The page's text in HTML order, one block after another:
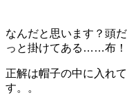
なんだと思います？頭
っと掛けてある……布！
正解は帽子の中に入れ
す。。